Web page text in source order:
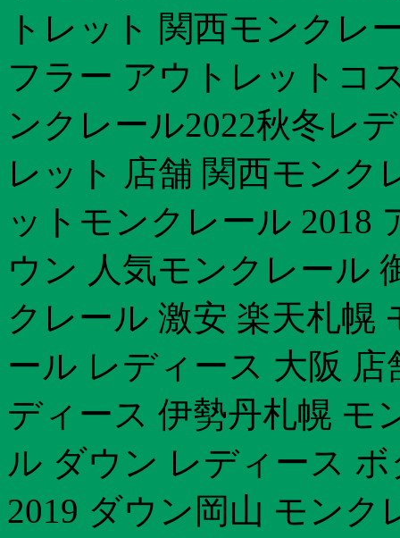
トレット 関西 モンクレ
フラー アウトレットコ
ンクレール2022秋冬レ
レット 店舗 関西モンク
ットモンクレール 2018
ウン 人気モンクレール
クレール 激安 楽天札幌
ール レディース 大阪
ディース 伊勢丹札幌 モ
ル ダウン レディース
2019 ダウン岡山 モン